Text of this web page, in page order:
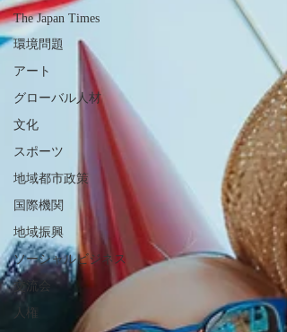
The Japan Times
環境問題
アート
グローバル人材
文化
スポーツ
地域都市政策
国際機関
地域振興
ソーシャルビジネス
交流会
人権